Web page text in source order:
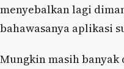
menyebalkan lagi
bahawasanya aplikasi
Mungkin masih